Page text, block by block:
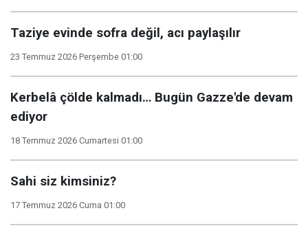
Taziye evinde sofra değil, acı paylaşılır
23 Temmuz 2026 Perşembe 01:00
Kerbelâ çölde kalmadı… Bugün Gazze'de devam
ediyor
18 Temmuz 2026 Cumartesi 01:00
Sahi siz kimsiniz?
17 Temmuz 2026 Cuma 01:00